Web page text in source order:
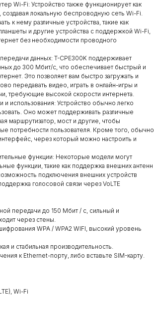
Wi-Fi: Устройство также функционирует как
локальную беспроводную сеть Wi-Fi.
к нему различные устройства, такие как
и другие устройства с поддержкой Wi-Fi,
без необходимости проводного
данных: T-CPE300K поддерживает
до 300 Мбит/с, что обеспечивает быстрый и
Это позволяет вам быстро загружать и
передавать видео, играть в онлайн-игры и
требующие высокой скорости интернета.
использования: Устройство обычно легко
Оно может поддерживать различные
маршрутизатор, мост и другие, чтобы
потребности пользователя. Кроме того, обычно
через который можно настроить и
функции: Некоторые модели могут
функции, такие как поддержка внешних антенн
подключения внешних устройств
голосовой связи через VoLTE
передачи до 150 Мбит / с, сильный и
через стены.
WPA / WPA2 WIFI, высокий уровень
и стабильная производительность.
к Ethernet-порту, либо вставьте SIM-карту.
Wi-Fi